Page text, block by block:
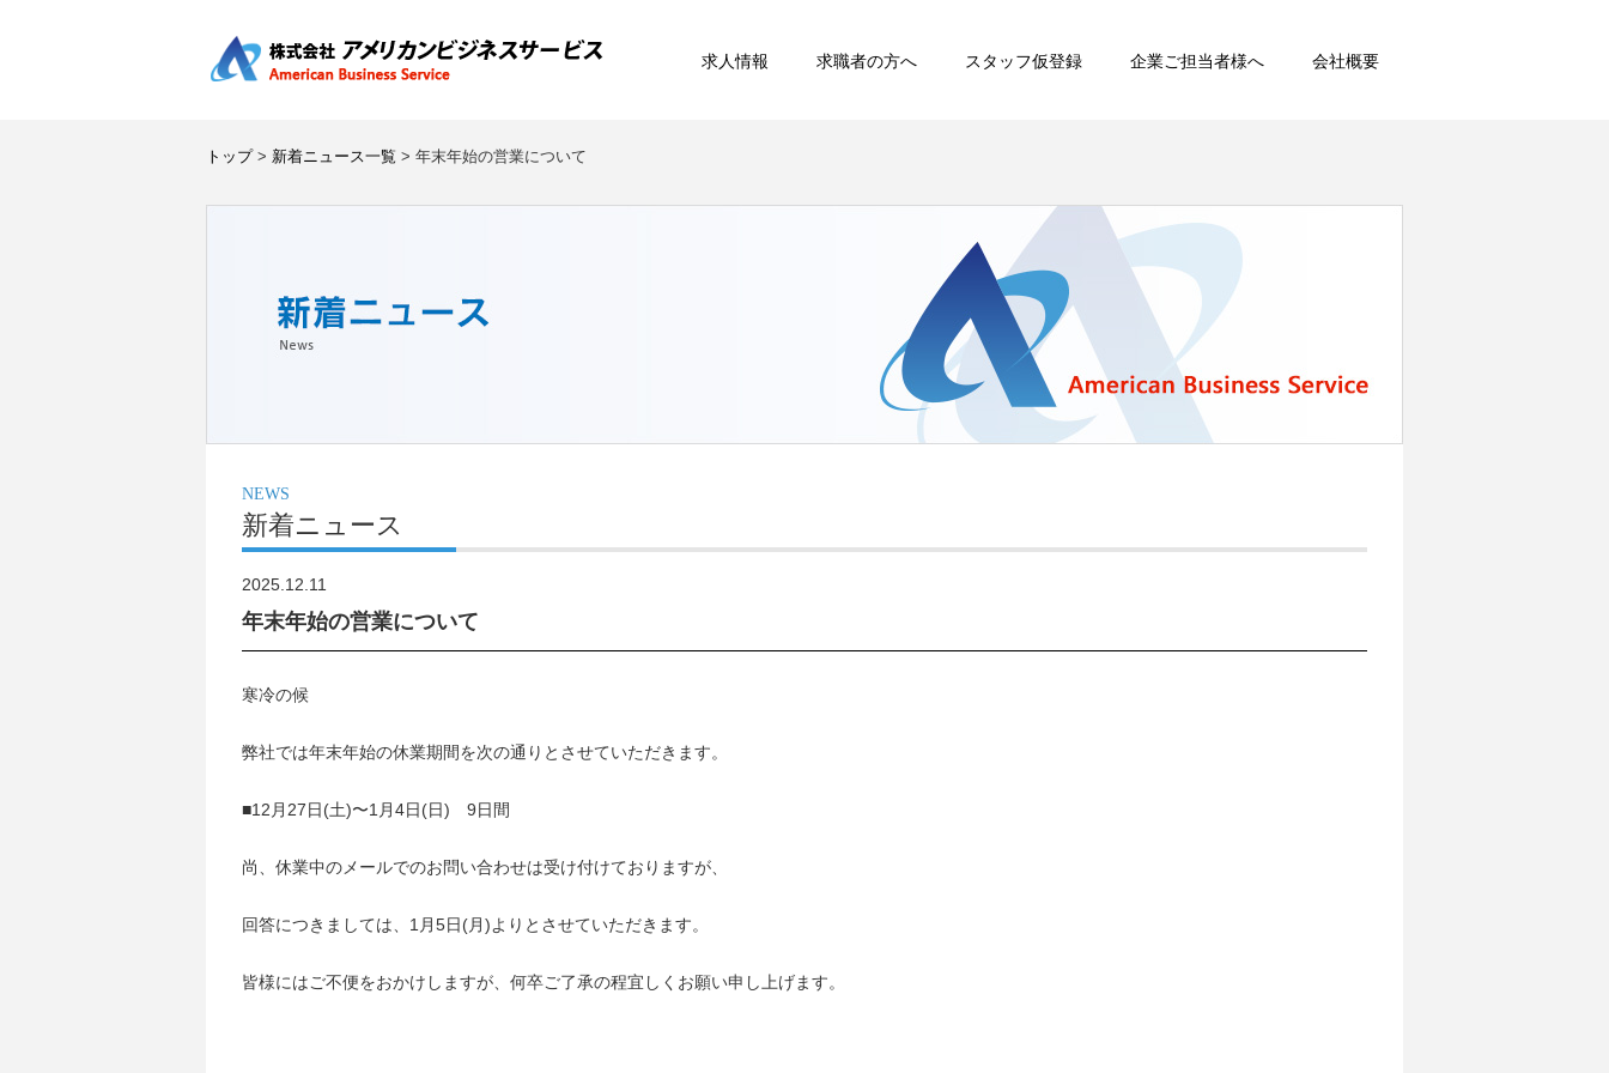
求人情報 求職者の方へ スタッフ仮登録 企業ご担当者様へ 会社概要
トップ> 新着ニュース一覧 > 年末年始の営業について
NEWS
新着ニュース
2025.12.11
年末年始の営業について
寒冷の候
弊社では年末年始の休業期間を次の通りとさせていただきます。
■12月27日(土)〜1月4日(日) 9日間
尚、休業中のメールでのお問い合わせは受け付けておりますが、
回答につきましては、1月5日(月)よりとさせていただきます。
皆様にはご不便をおかけしますが、何卒ご了承の程宜しくお願い申し上げます。